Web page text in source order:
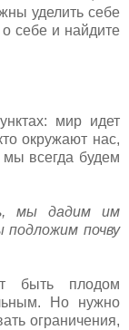
уделить себе
себе и найдите
мир идет
окружают нас,
всегда будем
мы дадим им
подложим почву
быть плодом
Но нужно
ограничения,